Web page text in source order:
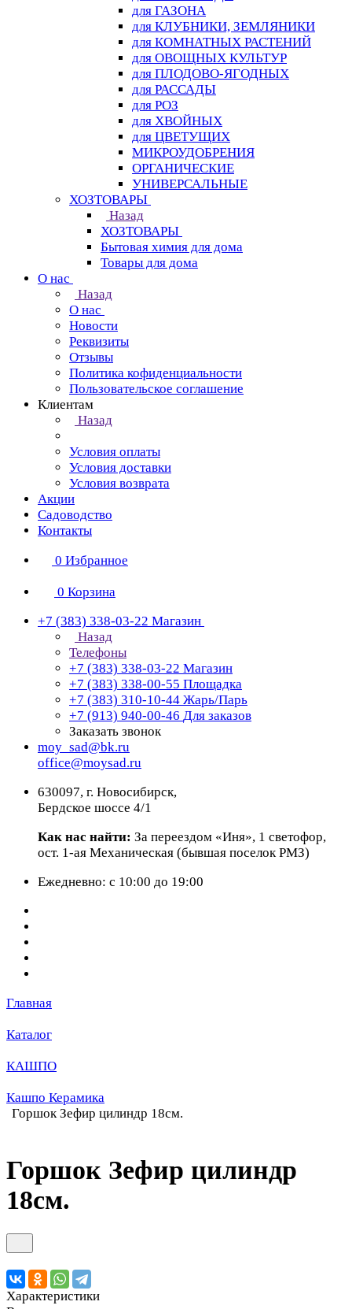
для ГАЗОНА
для КЛУБНИКИ, ЗЕМЛЯНИКИ
для КОМНАТНЫХ РАСТЕНИЙ
для ОВОЩНЫХ КУЛЬТУР
для ПЛОДОВО-ЯГОДНЫХ
для РАССАДЫ
для РОЗ
для ХВОЙНЫХ
для ЦВЕТУЩИХ
МИКРОУДОБРЕНИЯ
ОРГАНИЧЕСКИЕ
УНИВЕРСАЛЬНЫЕ
ХОЗТОВАРЫ
Назад
ХОЗТОВАРЫ
Бытовая химия для дома
Товары для дома
О нас
Назад
О нас
Новости
Реквизиты
Отзывы
Политика кофиденциальности
Пользовательское соглашение
Клиентам
Назад
Условия оплаты
Условия доставки
Условия возврата
Акции
Садоводство
Контакты
0 Избранное
0 Корзина
+7 (383) 338-03-22 Магазин
Назад
Телефоны
+7 (383) 338-03-22 Магазин
+7 (383) 338-00-55 Площадка
+7 (383) 310-10-44 Жарь/Парь
+7 (913) 940-00-46 Для заказов
Заказать звонок
moy_sad@bk.ru
office@moysad.ru
630097, г. Новосибирск,
Бердское шоссе 4/1
Как нас найти: За переездом «Иня», 1 светофор,
ост. 1-ая Механическая (бывшая поселок РМЗ)
Ежедневно: с 10:00 до 19:00
Главная
Каталог
КАШПО
Кашпо Керамика
Горшок Зефир цилиндр 18см.
Горшок Зефир цилиндр
18см.
Характеристики